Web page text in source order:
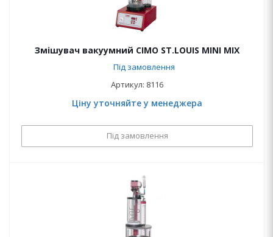
Змішувач вакуумний CIMO ST.LOUIS MINI MIX
Під замовлення
Артикул: 8116
Ціну уточняйте у менеджера
Під замовлення